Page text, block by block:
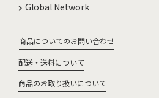
Global Network
商品についてのお問い合わせ
配送・送料について
商品のお取り扱いについて